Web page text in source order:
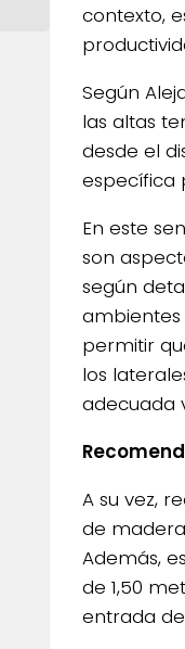
contexto,
Según
las altas
desde el
específica
En este
son
según
ambientes
permitir
los
adecuada
A su vez,
de
Además,
de 1,50
entrada